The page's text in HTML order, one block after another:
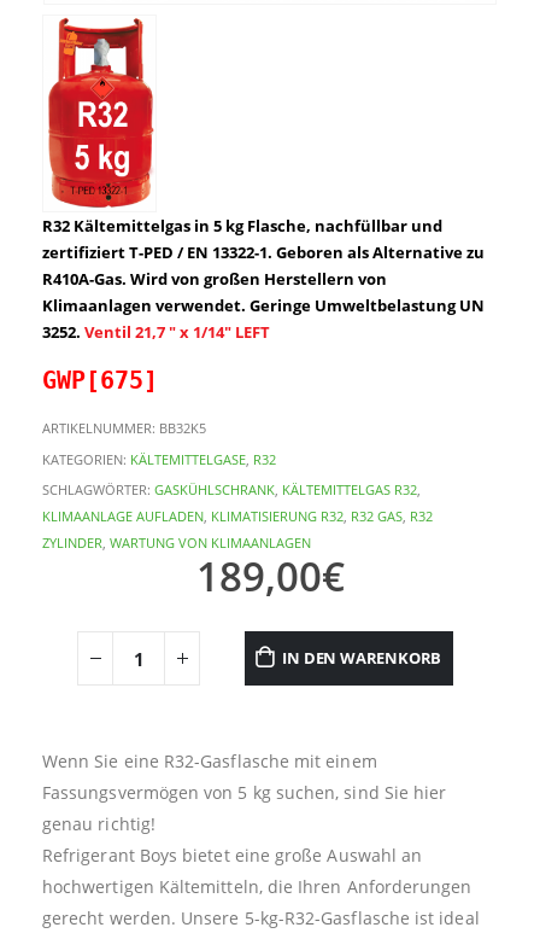
R32 Kältemittelgas in 5 kg Flasche, nachfüllbar und
zertifiziert T-PED / EN 13322-1. Geboren als Alternative zu
R410A-Gas. Wird von großen Herstellern von
Klimaanlagen verwendet. Geringe Umweltbelastung UN
3252. Ventil 21,7 ″ x 1/14″ LEFT
GWP[675]
ARTIKELNUMMER: BB32K5
KATEGORIEN: KÄLTEMITTELGASE R32
SCHLAGWÖRTER: GASKÜHLSCHRANK, KÄLTEMITTELGAS R32,
KLIMAANLAGE AUFLADEN, KLIMATISIERUNG R32, R32 GAS, R32
ZYLINDER, WARTUNG VON KLIMAANLAGEN
189,00€
IN DEN WARENKORB
Wenn Sie eine R32-Gasflasche mit einem
Fassungsvermögen von 5 kg suchen, sind Sie hier
genau richtig!
Refrigerant Boys bietet eine große Auswahl an
hochwertigen Kältemitteln, die Ihren Anforderungen
gerecht werden. Unsere 5-kg-R32-Gasflasche ist ideal